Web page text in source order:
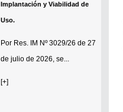
Implantación y Viabilidad de
Uso.
Por Res. IM Nº 3029/26 de 27
de julio de 2026, se...
[+]